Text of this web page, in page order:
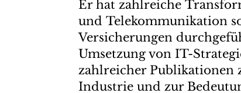
Er hat zahlreiche
und Telekommunikation
Versicherungen
Umsetzung von IT-
zahlreicher Publikationen
Industrie und zur